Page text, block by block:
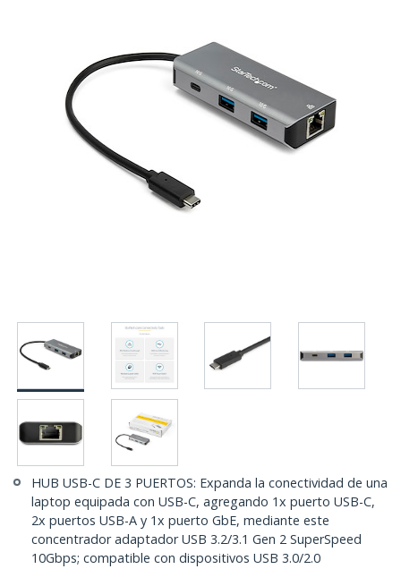
HUB USB-C DE 3 PUERTOS: Expanda la conectividad de una
laptop equipada con USB-C, agregando 1x puerto USB-C,
2x puertos USB-A y 1x puerto GbE, mediante este
concentrador adaptador USB 3.2/3.1 Gen 2 SuperSpeed
10Gbps; compatible con dispositivos USB 3.0/2.0